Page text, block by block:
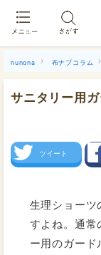
nunona 布ナプコラム
サニタリー用
ツイート
生理ショーツ
すよね。通常
ー用のガード